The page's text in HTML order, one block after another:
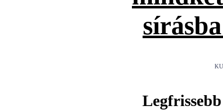
Legfrissebb